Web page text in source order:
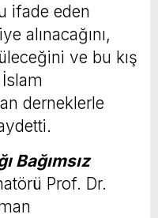
ifade eden
alınacağını,
ve bu kış
derneklerle
Bağımsız
Prof. Dr.